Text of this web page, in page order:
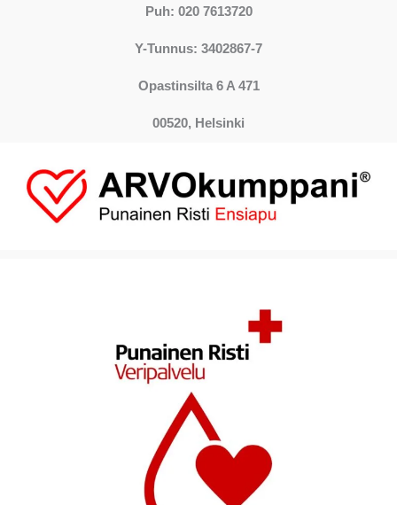
Puh: 020 7613720
Y-Tunnus: 3402867-7
Opastinsilta 6 A 471
00520, Helsinki